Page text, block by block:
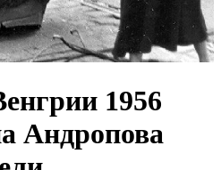
1956
Андропова